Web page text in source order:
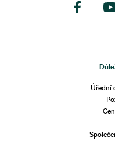
Úřední